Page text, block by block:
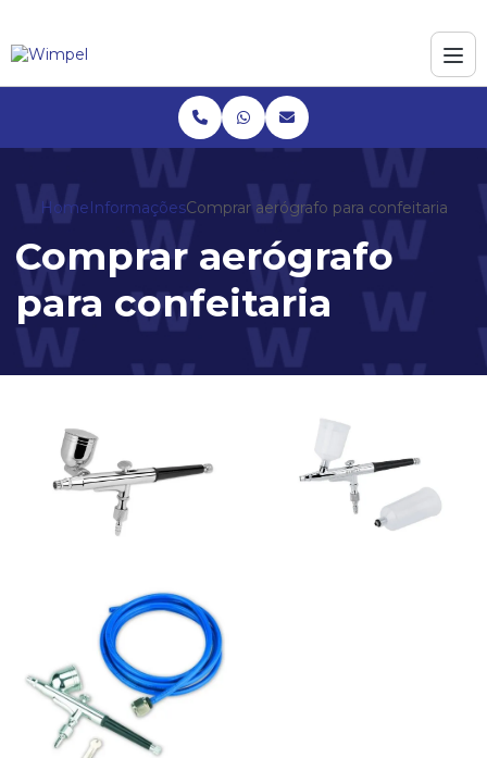
HomeInformaçõesComprar aerógrafo para confeitaria
Comprar aerógrafo
para confeitaria